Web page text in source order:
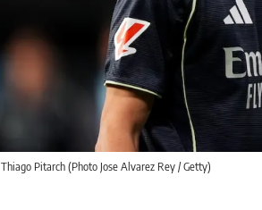
Thiago Pitarch (Photo Jose Alvarez Rey / Getty)